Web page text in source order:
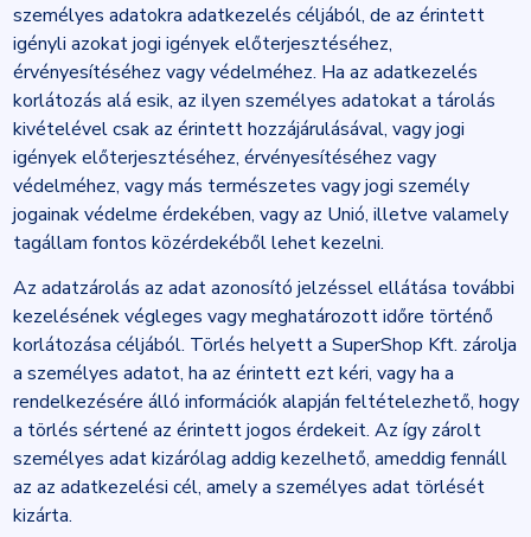
személyes adatokra adatkezelés céljából, de az érintett
igényli azokat jogi igények előterjesztéséhez,
érvényesítéséhez vagy védelméhez. Ha az adatkezelés
korlátozás alá esik, az ilyen személyes adatokat a tárolás
kivételével csak az érintett hozzájárulásával, vagy jogi
igények előterjesztéséhez, érvényesítéséhez vagy
védelméhez, vagy más természetes vagy jogi személy
jogainak védelme érdekében, vagy az Unió, illetve valamely
tagállam fontos közérdekéből lehet kezelni.
Az adatzárolás az adat azonosító jelzéssel ellátása további
kezelésének végleges vagy meghatározott időre történő
korlátozása céljából. Törlés helyett a SuperShop Kft. zárolja
a személyes adatot, ha az érintett ezt kéri, vagy ha a
rendelkezésére álló információk alapján feltételezhető, hogy
a törlés sértené az érintett jogos érdekeit. Az így zárolt
személyes adat kizárólag addig kezelhető, ameddig fennáll
az az adatkezelési cél, amely a személyes adat törlését
kizárta.